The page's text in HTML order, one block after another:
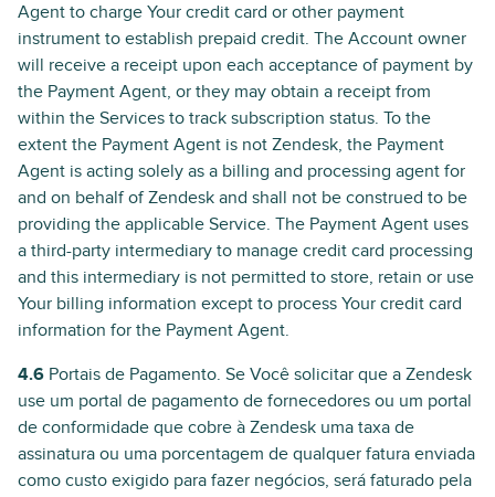
Agent to charge Your credit card or other payment
instrument to establish prepaid credit. The Account owner
will receive a receipt upon each acceptance of payment by
the Payment Agent, or they may obtain a receipt from
within the Services to track subscription status. To the
extent the Payment Agent is not Zendesk, the Payment
Agent is acting solely as a billing and processing agent for
and on behalf of Zendesk and shall not be construed to be
providing the applicable Service. The Payment Agent uses
a third-party intermediary to manage credit card processing
and this intermediary is not permitted to store, retain or use
Your billing information except to process Your credit card
information for the Payment Agent.
4.6 Portais de Pagamento. Se Você solicitar que a Zendesk
use um portal de pagamento de fornecedores ou um portal
de conformidade que cobre à Zendesk uma taxa de
assinatura ou uma porcentagem de qualquer fatura enviada
como custo exigido para fazer negócios, será faturado pela